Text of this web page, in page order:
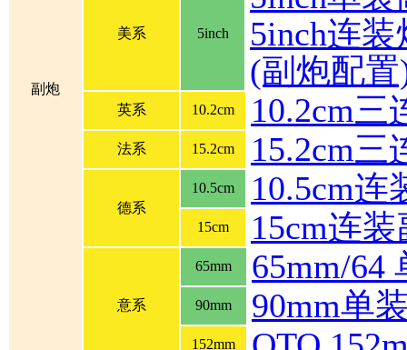
副炮
美系 5inch
5inch连装
(副炮配
英系 10.2cm 10.2cm三
法系 15.2cm 15.2cm三
德系
10.5cm 10.5cm连
15cm 15cm连
意系
65mm 65mm/64
90mm 90mm单
152mm